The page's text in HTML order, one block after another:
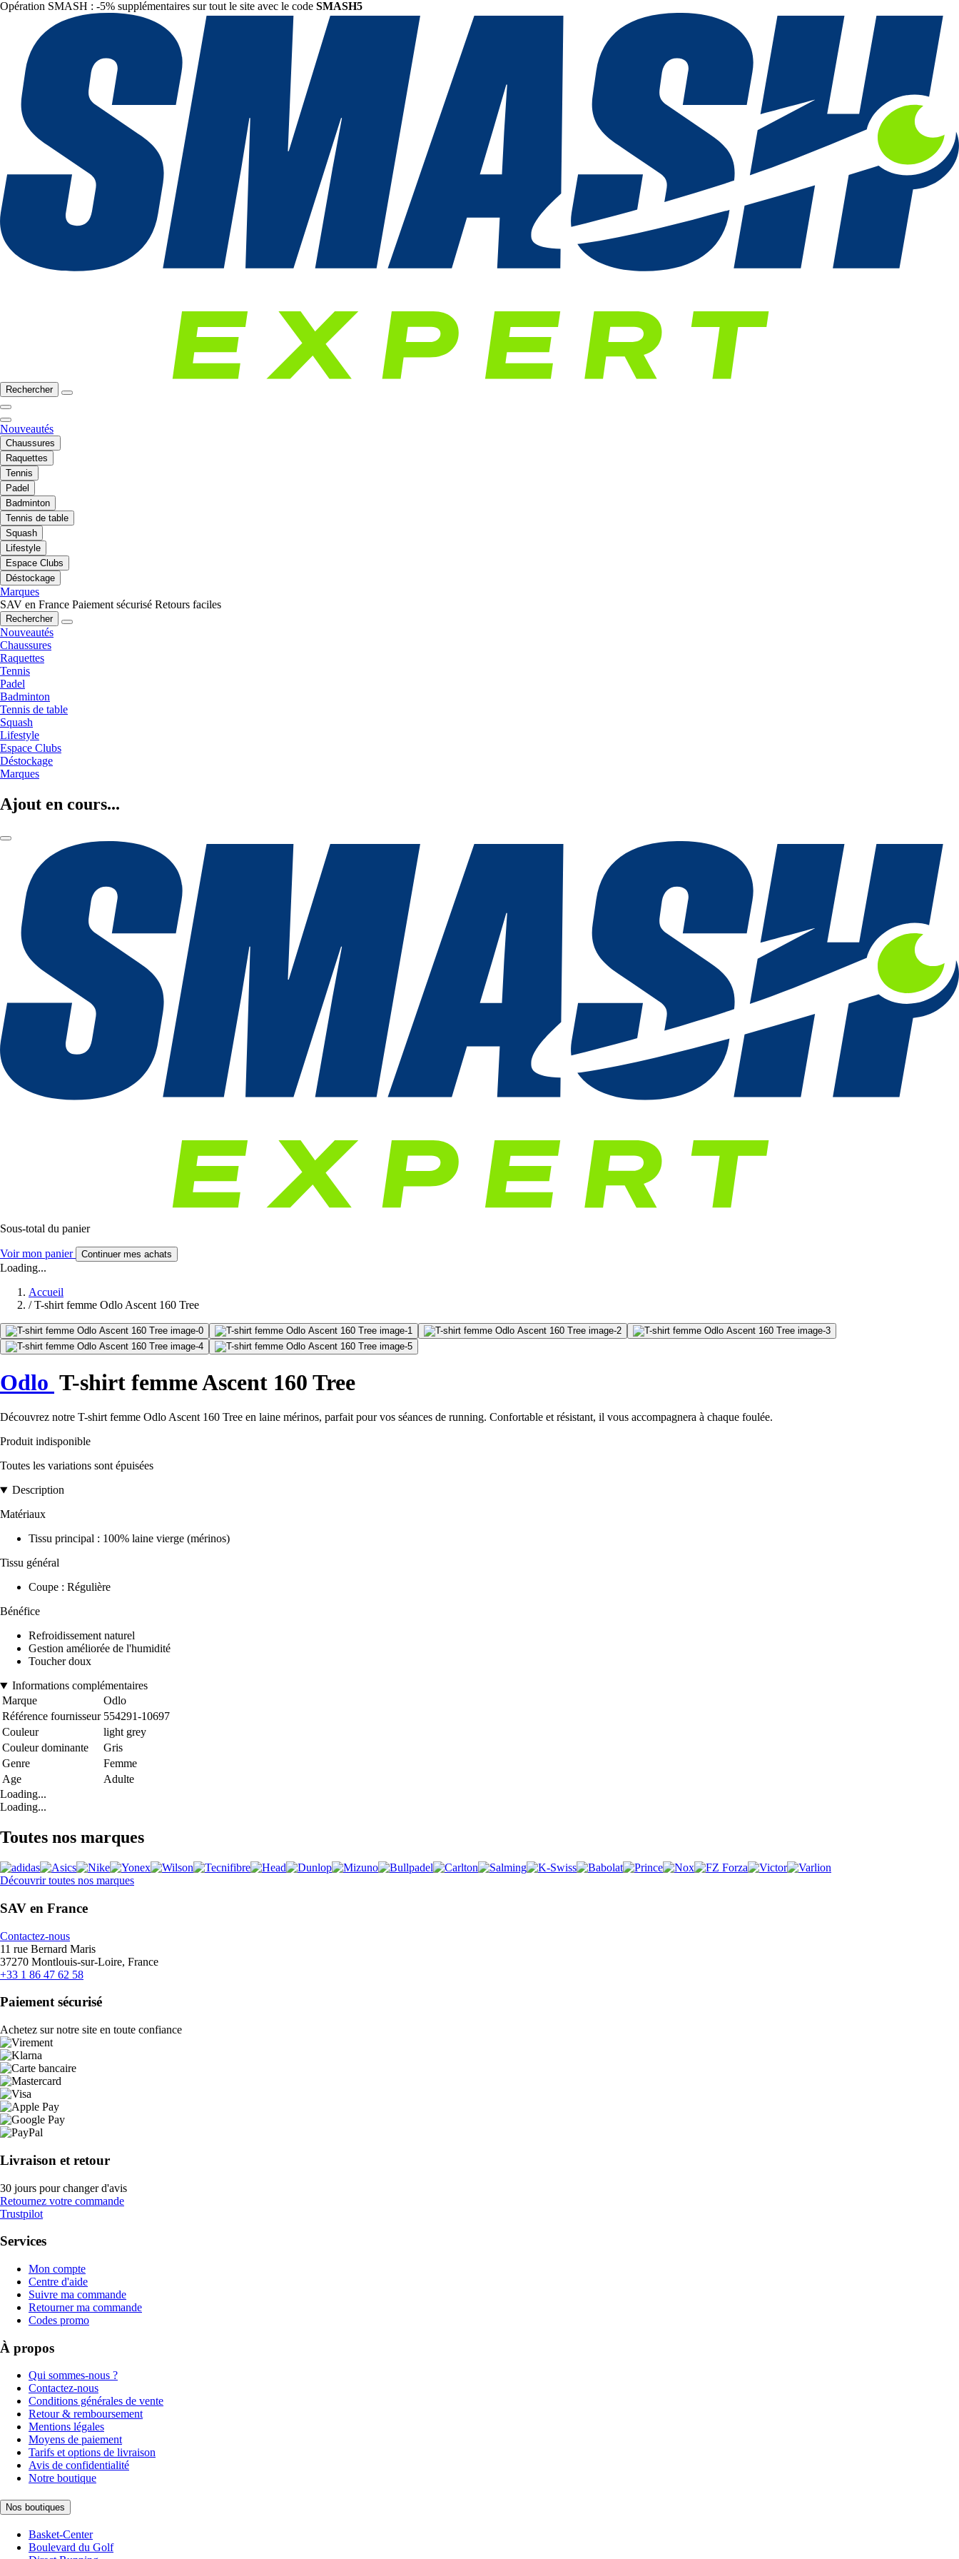
Opération SMASH : -5% supplémentaires sur tout le site avec le code SMASH5
Rechercher
Nouveautés
Chaussures
Raquettes
Tennis
Padel
Badminton
Tennis de table
Squash
Lifestyle
Espace Clubs
Déstockage
Marques
SAV en France Paiement sécurisé Retours faciles
Rechercher
Nouveautés
Chaussures
Raquettes
Tennis
Padel
Badminton
Tennis de table
Squash
Lifestyle
Espace Clubs
Déstockage
Marques
Ajout en cours...
Sous-total du panier
Voir mon panier Continuer mes achats
Loading...
Accueil
/ T-shirt femme Odlo Ascent 160 Tree
Odlo T-shirt femme Ascent 160 Tree
Découvrez notre T-shirt femme Odlo Ascent 160 Tree en laine mérinos, parfait pour vos séances de running. Confortable et résistant, il vous accompagnera à chaque foulée.
Produit indisponible
Toutes les variations sont épuisées
Description
Matériaux
Tissu principal : 100% laine vierge (mérinos)
Tissu général
Coupe : Régulière
Bénéfice
Refroidissement naturel
Gestion améliorée de l'humidité
Toucher doux
Informations complémentaires
Marque
Odlo
Référence fournisseur 554291-10697
Couleur
light grey
Couleur dominante
Gris
Genre
Femme
Age
Adulte
Loading...
Loading...
Toutes nos marques
Découvrir toutes nos marques
SAV en France
Contactez-nous
11 rue Bernard Maris
37270 Montlouis-sur-Loire, France
+33 1 86 47 62 58
Paiement sécurisé
Achetez sur notre site en toute confiance
Livraison et retour
30 jours pour changer d'avis
Retournez votre commande
Trustpilot
Services
Mon compte
Centre d'aide
Suivre ma commande
Retourner ma commande
Codes promo
À propos
Qui sommes-nous ?
Contactez-nous
Conditions générales de vente
Retour & remboursement
Mentions légales
Moyens de paiement
Tarifs et options de livraison
Avis de confidentialité
Notre boutique
Nos boutiques
Basket-Center
Boulevard du Golf